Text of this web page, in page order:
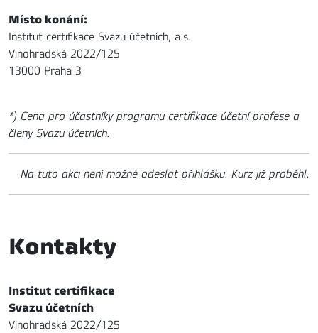
Místo konání:
Institut certifikace Svazu účetních, a.s.
Vinohradská 2022/125
13000 Praha 3
*) Cena pro účastníky programu certifikace účetní profese a
členy Svazu účetních.
Na tuto akci není možné odeslat přihlášku. Kurz již proběhl.
Kontakty
Institut certifikace
Svazu účetních
Vinohradská 2022/125